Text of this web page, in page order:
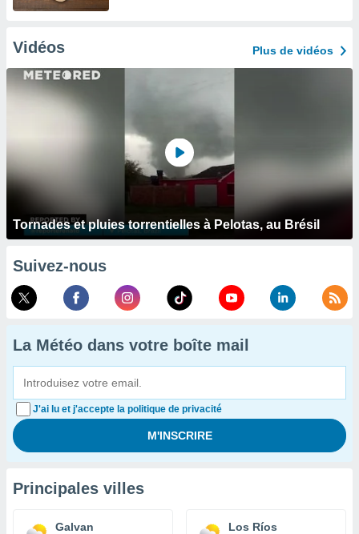
Vidéos Plus de vidéos
Tornades et pluies torrentielles à Pelotas, au Brésil
Suivez-nous
La Météo dans votre boîte mail
J'ai lu et j'accepte la politique de privacité
Principales villes
Galvan Los Ríos